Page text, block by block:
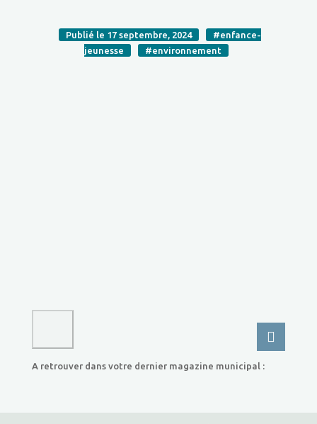
Publié le 17 septembre, 2024
#enfance-
jeunesse
#environnement
A retrouver dans votre dernier magazine municipal :